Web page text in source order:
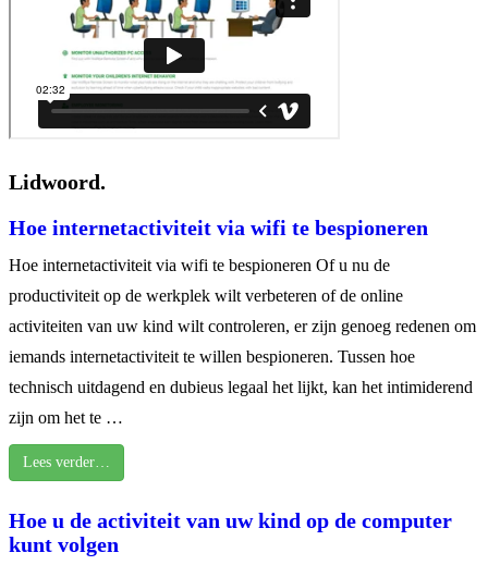
Lidwoord.
Hoe internetactiviteit via wifi te bespioneren
Hoe internetactiviteit via wifi te bespioneren Of u nu de
productiviteit op de werkplek wilt verbeteren of de online
activiteiten van uw kind wilt controleren, er zijn genoeg redenen om
iemands internetactiviteit te willen bespioneren. Tussen hoe
technisch uitdagend en dubieus legaal het lijkt, kan het intimiderend
zijn om het te …
Lees verder…
Hoe u de activiteit van uw kind op de computer
kunt volgen